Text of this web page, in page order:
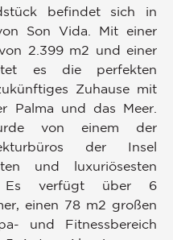
befindet sich in
Son Vida. Mit einer
2.399 m2 und einer
es die perfekten
Zuhause mit
Palma und das Meer.
von einem der
der Insel
und luxuriösesten
Es verfügt über 6
einen 78 m2 großen
und Fitnessbereich